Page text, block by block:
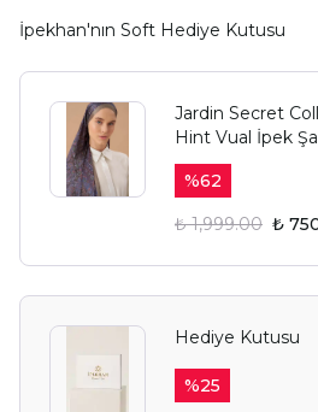
İpekhan'nın Soft Hediye Kutusu
Jardin Secret
Hint Vual İpek
%62
₺ 1,999.00 ₺
Hediye Kutusu
%25